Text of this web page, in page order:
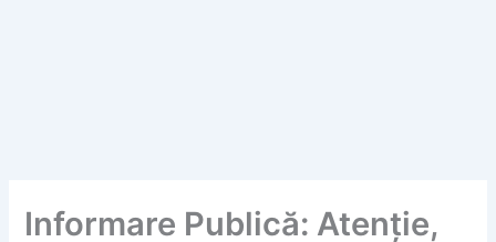
Informare Publică: Atenție,